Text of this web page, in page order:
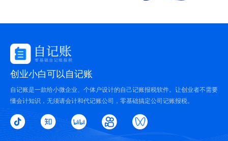
创业小白可以自记账
自记账是一款给小微企业、个体户设计的自己记账报税软件。让创业者不需要
懂会计知识，无须请会计和代记账公司，零基础搞定公司记账报税。